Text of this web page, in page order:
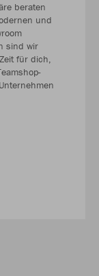
beraten
und
sind wir
für dich,